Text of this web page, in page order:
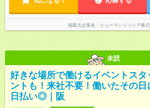
掲載元企業名 ヒューマンリソシア株
未読
好きな場所で働けるイベントス
ントも！来社不要！働いたその
日払い◎｜阪